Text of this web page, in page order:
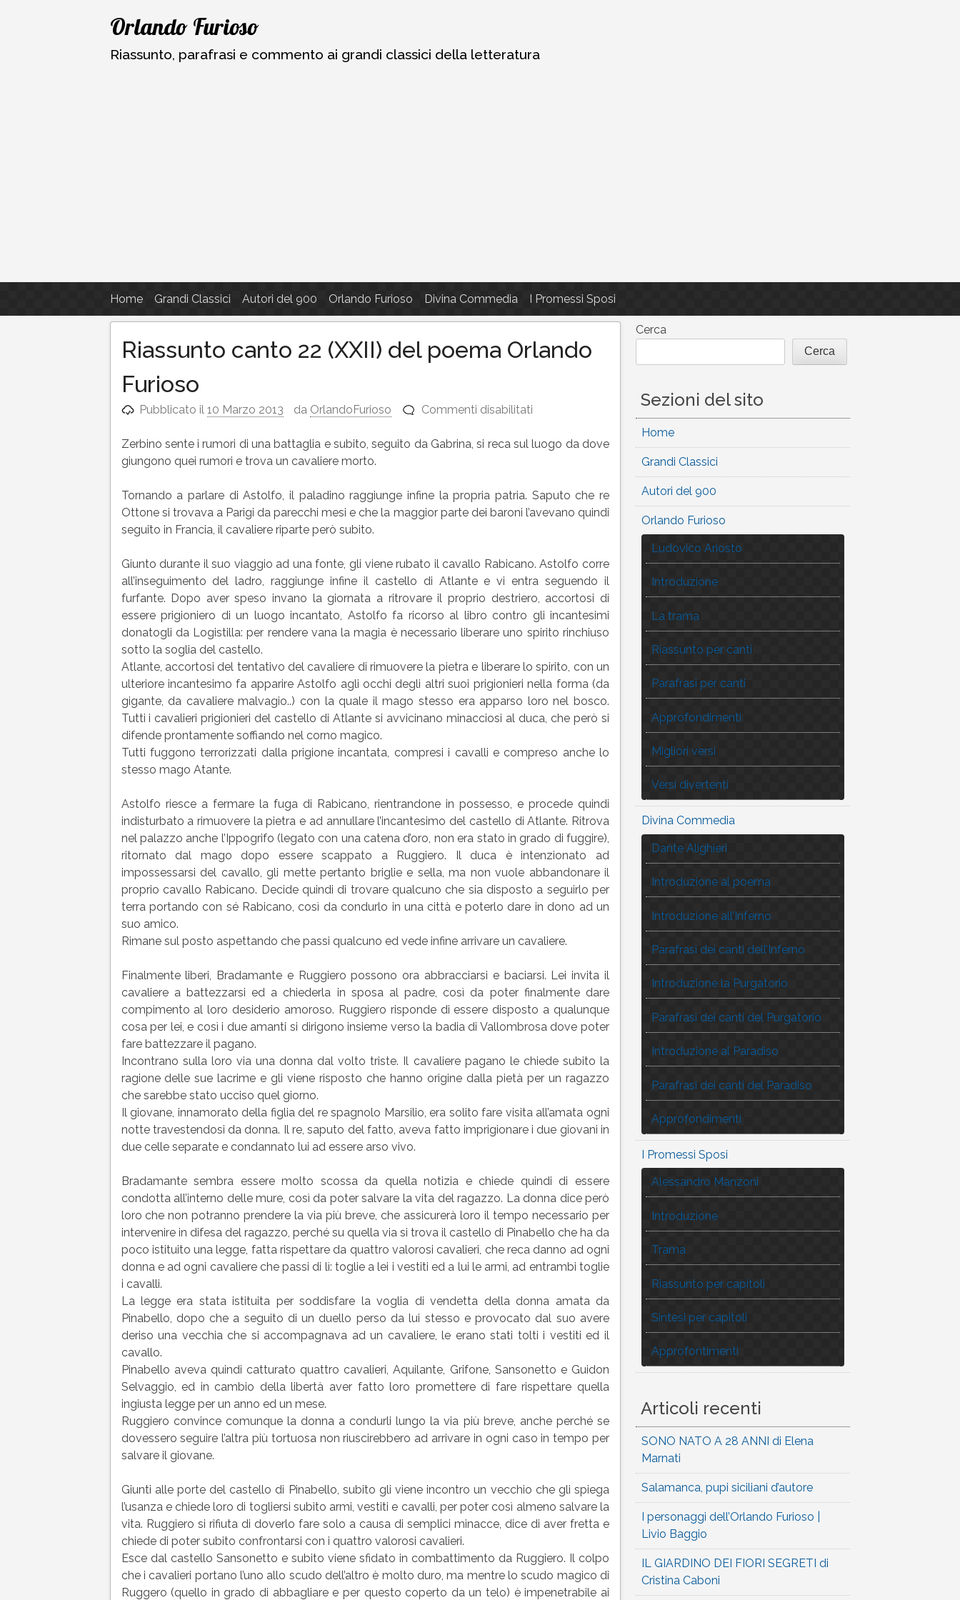
Vai
al
contenuto
Orlando Furioso
Riassunto, parafrasi e commento ai grandi classici della letteratura
Home Grandi Classici Autori del 900 Orlando Furioso Divina Commedia I Promessi Sposi
Riassunto canto 22 (XXII) del poema Orlando
Furioso
Pubblicato il10 Marzo 2013 da OrlandoFurioso Commenti disabilitatisu
canto
del
poema
Zerbino sente i rumori di una battaglia e subito, seguito da Gabrina, si reca sul luogo da dove
giungono quei rumori e trova un cavaliere morto.
Tornando a parlare di Astolfo, il paladino raggiunge infine la propria patria. Saputo che re
Ottone si trovava a Parigi da parecchi mesi e che la maggior parte dei baroni l’avevano quindi
seguito in Francia, il cavaliere riparte però subito.
Giunto durante il suo viaggio ad una fonte, gli viene rubato il cavallo Rabicano. Astolfo corre
all’inseguimento del ladro, raggiunge infine il castello di Atlante e vi entra seguendo il
furfante. Dopo aver speso invano la giornata a ritrovare il proprio destriero, accortosi di
essere prigioniero di un luogo incantato, Astolfo fa ricorso al libro contro gli incantesimi
donatogli da Logistilla: per rendere vana la magia è necessario liberare uno spirito rinchiuso
sotto la soglia del castello.
Atlante, accortosi del tentativo del cavaliere di rimuovere la pietra e liberare lo spirito, con un
ulteriore incantesimo fa apparire Astolfo agli occhi degli altri suoi prigionieri nella forma (da
gigante, da cavaliere malvagio..) con la quale il mago stesso era apparso loro nel bosco.
Tutti i cavalieri prigionieri del castello di Atlante si avvicinano minacciosi al duca, che però si
difende prontamente soffiando nel corno magico.
Tutti fuggono terrorizzati dalla prigione incantata, compresi i cavalli e compreso anche lo
stesso mago Atante.
Astolfo riesce a fermare la fuga di Rabicano, rientrandone in possesso, e procede quindi
indisturbato a rimuovere la pietra e ad annullare l’incantesimo del castello di Atlante. Ritrova
nel palazzo anche l’Ippogrifo (legato con una catena d’oro, non era stato in grado di fuggire),
ritornato dal mago dopo essere scappato a Ruggiero. Il duca è intenzionato ad
impossessarsi del cavallo, gli mette pertanto briglie e sella, ma non vuole abbandonare il
proprio cavallo Rabicano. Decide quindi di trovare qualcuno che sia disposto a seguirlo per
terra portando con sé Rabicano, così da condurlo in una città e poterlo dare in dono ad un
suo amico.
Rimane sul posto aspettando che passi qualcuno ed vede infine arrivare un cavaliere.
Finalmente liberi, Bradamante e Ruggiero possono ora abbracciarsi e baciarsi. Lei invita il
cavaliere a battezzarsi ed a chiederla in sposa al padre, così da poter finalmente dare
compimento al loro desiderio amoroso. Ruggiero risponde di essere disposto a qualunque
cosa per lei, e così i due amanti si dirigono insieme verso la badia di Vallombrosa dove poter
fare battezzare il pagano.
Incontrano sulla loro via una donna dal volto triste. Il cavaliere pagano le chiede subito la
ragione delle sue lacrime e gli viene risposto che hanno origine dalla pietà per un ragazzo
che sarebbe stato ucciso quel giorno.
Il giovane, innamorato della figlia del re spagnolo Marsilio, era solito fare visita all’amata ogni
notte travestendosi da donna. Il re, saputo del fatto, aveva fatto imprigionare i due giovani in
due celle separate e condannato lui ad essere arso vivo.
Bradamante sembra essere molto scossa da quella notizia e chiede quindi di essere
condotta all’interno delle mure, così da poter salvare la vita del ragazzo. La donna dice però
loro che non potranno prendere la via più breve, che assicurerà loro il tempo necessario per
intervenire in difesa del ragazzo, perché su quella via si trova il castello di Pinabello che ha da
poco istituito una legge, fatta rispettare da quattro valorosi cavalieri, che reca danno ad ogni
donna e ad ogni cavaliere che passi di lì: toglie a lei i vestiti ed a lui le armi, ad entrambi toglie
i cavalli.
La legge era stata istituita per soddisfare la voglia di vendetta della donna amata da
Pinabello, dopo che a seguito di un duello perso da lui stesso e provocato dal suo avere
deriso una vecchia che si accompagnava ad un cavaliere, le erano stati tolti i vestiti ed il
cavallo.
Pinabello aveva quindi catturato quattro cavalieri, Aquilante, Grifone, Sansonetto e Guidon
Selvaggio, ed in cambio della libertà aver fatto loro promettere di fare rispettare quella
ingiusta legge per un anno ed un mese.
Ruggiero convince comunque la donna a condurli lungo la via più breve, anche perché se
dovessero seguire l’altra più tortuosa non riuscirebbero ad arrivare in ogni caso in tempo per
salvare il giovane.
Giunti alle porte del castello di Pinabello, subito gli viene incontro un vecchio che gli spiega
l’usanza e chiede loro di togliersi subito armi, vestiti e cavalli, per poter così almeno salvare la
vita. Ruggiero si rifiuta di doverlo fare solo a causa di semplici minacce, dice di aver fretta e
chiede di poter subito confrontarsi con i quattro valorosi cavalieri.
Esce dal castello Sansonetto e subito viene sfidato in combattimento da Ruggiero. Il colpo
che i cavalieri portano l’uno allo scudo dell’altro è molto duro, ma mentre lo scudo magico di
Ruggero (quello in grado di abbagliare e per questo coperto da un telo) è impenetrabile ai
Cerca
Cerca
Sezioni del sito
Home
Grandi Classici
Autori del 900
Orlando Furioso
Ludovico Ariosto
Introduzione
La trama
Riassunto per canti
Parafrasi per canti
Approfondimenti
Migliori versi
Versi divertenti
Divina Commedia
Dante Alighieri
Introduzione al poema
Introduzione all’Inferno
Parafrasi dei canti dell’Inferno
Introduzione la Purgatorio
Parafrasi dei canti del Purgatorio
Introduzione al Paradiso
Parafrasi dei canti del Paradiso
Approfondimenti
I Promessi Sposi
Alessandro Manzoni
Introduzione
Trama
Riassunto per capitoli
Sintesi per capitoli
Approfontimenti
Articoli recenti
SONO NATO A 28 ANNI di Elena
Marnati
Salamanca, pupi siciliani d’autore
I personaggi dell’Orlando Furioso |
Livio Baggio
IL GIARDINO DEI FIORI SEGRETI di
Cristina Caboni